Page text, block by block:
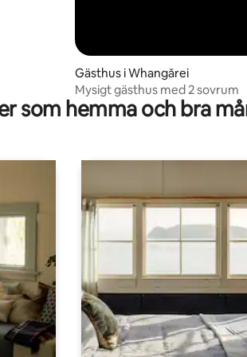
Gästhus i Whangārei
Mysigt gästhus med 2 sovrum
som hemma och bra